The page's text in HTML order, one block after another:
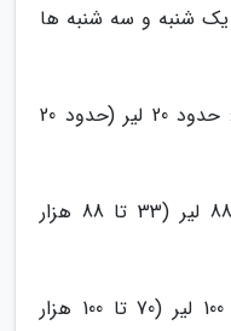
یک شنبه و سه شنبه ها
هزینه ون از مرز رازی تا شهر وان: حدود 20 لیر (حدود 20
هزینه اتوبوس وان-آنکارا: 33 تا 88 لیر (33 تا 88 هزار
هزینه قطار آنکارا-استانبول: 70 تا 100 لیر (70 تا 100 هزار